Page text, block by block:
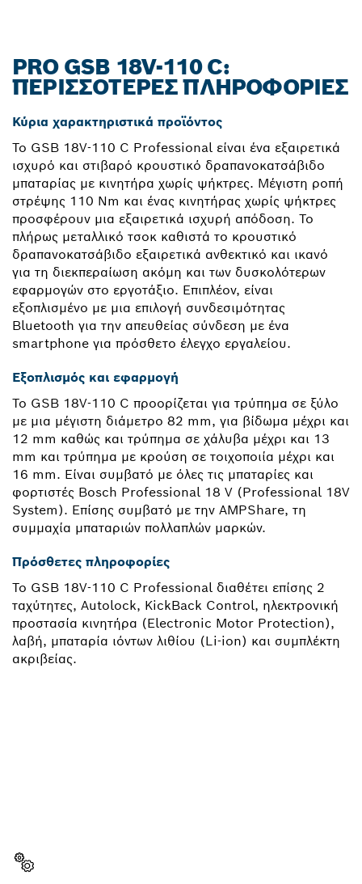
PRO GSB 18V-110 C:
ΠΕΡΙΣΣΌΤΕΡΕΣ ΠΛΗΡΟΦΟΡΊΕΣ
Κύρια χαρακτηριστικά προϊόντος
Το GSB 18V-110 C Professional είναι ένα εξαιρετικά
ισχυρό και στιβαρό κρουστικό δραπανοκατσάβιδο
μπαταρίας με κινητήρα χωρίς ψήκτρες. Μέγιστη ροπή
στρέψης 110 Nm και ένας κινητήρας χωρίς ψήκτρες
προσφέρουν μια εξαιρετικά ισχυρή απόδοση. Το
πλήρως μεταλλικό τσοκ καθιστά το κρουστικό
δραπανοκατσάβιδο εξαιρετικά ανθεκτικό και ικανό
για τη διεκπεραίωση ακόμη και των δυσκολότερων
εφαρμογών στο εργοτάξιο. Επιπλέον, είναι
εξοπλισμένο με μια επιλογή συνδεσιμότητας
Bluetooth για την απευθείας σύνδεση με ένα
smartphone για πρόσθετο έλεγχο εργαλείου.
Εξοπλισμός και εφαρμογή
Το GSB 18V-110 C προορίζεται για τρύπημα σε ξύλο
με μια μέγιστη διάμετρο 82 mm, για βίδωμα μέχρι και
12 mm καθώς και τρύπημα σε χάλυβα μέχρι και 13
mm και τρύπημα με κρούση σε τοιχοποιία μέχρι και
16 mm. Είναι συμβατό με όλες τις μπαταρίες και
φορτιστές Bosch Professional 18 V (Professional 18V
System). Επίσης συμβατό με την AMPShare, τη
συμμαχία μπαταριών πολλαπλών μαρκών.
Πρόσθετες πληροφορίες
Το GSB 18V-110 C Professional διαθέτει επίσης 2
ταχύτητες, Autolock, KickBack Control, ηλεκτρονική
προστασία κινητήρα (Electronic Motor Protection),
λαβή, μπαταρία ιόντων λιθίου (Li-ion) και συμπλέκτη
ακριβείας.